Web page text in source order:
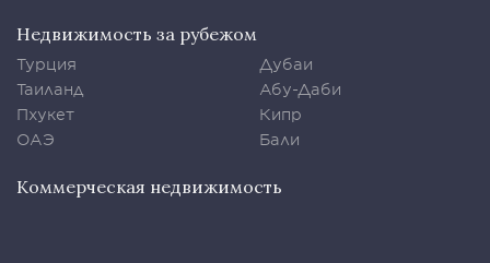
Недвижимость за рубежом
Турция
Таиланд
Пхукет
ОАЭ
Дубаи
Абу-Даби
Кипр
Бали
Коммерческая недвижимость